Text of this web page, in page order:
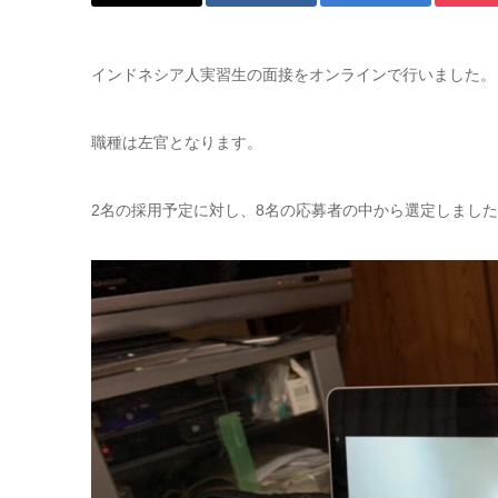
インドネシア人実習生の面接をオンラインで行いました。
職種は左官となります。
2名の採用予定に対し、8名の応募者の中から選定しまし